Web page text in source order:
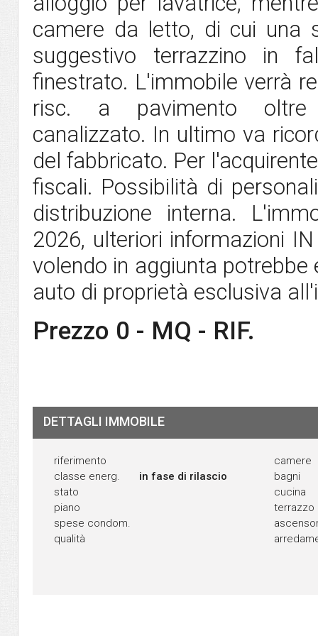
camere da letto, di cui una
suggestivo terrazzino in
finestrato. L'immobile verrà
risc. a pavimento oltre
canalizzato. In ultimo va
del fabbricato. Per
fiscali. Possibilità di
distribuzione interna.
2026, ulteriori informazioni
volendo in aggiunta
auto di proprietà esclusiva
Prezzo 0 - MQ - RIF.
DETTAGLI IMMOBILE
riferimento
classe energ.
stato
piano
spese condom.
qualità
in fase di rilascio
camere
bagni
cucina
terrazzo